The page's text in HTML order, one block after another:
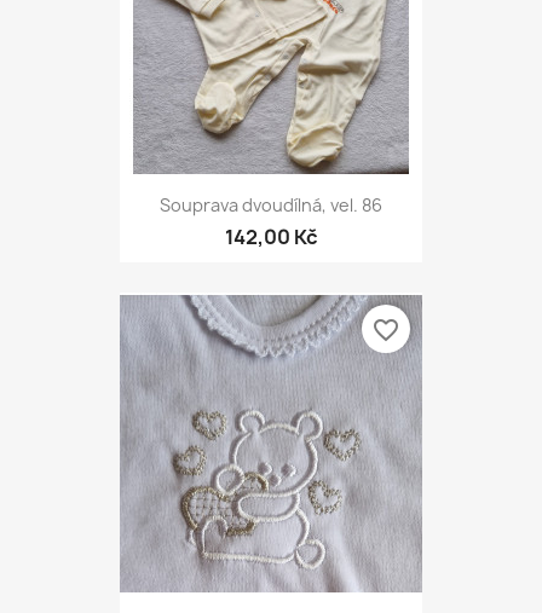
Souprava dvoudílná, vel. 86
142,00 Kč
favorite_border